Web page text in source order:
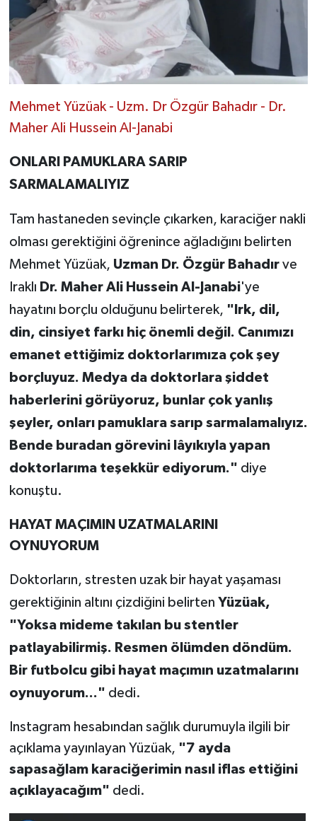
Mehmet Yüzüak - Uzm. Dr Özgür Bahadır - Dr.
Maher Ali Hussein Al-Janabi
ONLARI PAMUKLARA SARIP
SARMALAMALIYIZ
Tam hastaneden sevinçle çıkarken, karaciğer nakli
olması gerektiğini öğrenince ağladığını belirten
Mehmet Yüzüak, Uzman Dr. Özgür Bahadırve
Iraklı Dr. Maher Ali Hussein Al-Janabi'ye
hayatını borçlu olduğunu belirterek, "Irk, dil,
din, cinsiyet farkı hiç önemli değil. Canımızı
emanet ettiğimiz doktorlarımıza çok şey
borçluyuz. Medya da doktorlara şiddet
haberlerini görüyoruz, bunlar çok yanlış
şeyler, onları pamuklara sarıp sarmalamalıyız.
Bende buradan görevini lâyıkıyla yapan
doktorlarıma teşekkür ediyorum." diye
konuştu.
HAYAT MAÇIMIN UZATMALARINI
OYNUYORUM
Doktorların, stresten uzak bir hayat yaşaması
gerektiğinin altını çizdiğini belirten Yüzüak,
"Yoksa mideme takılan bu stentler
patlayabilirmiş. Resmen ölümden döndüm.
Bir futbolcu gibi hayat maçımın uzatmalarını
oynuyorum..." dedi.
Instagram hesabından sağlık durumuyla ilgili bir
açıklama yayınlayan Yüzüak, "7 ayda
sapasağlam karaciğerimin nasıl iflas ettiğini
açıklayacağım" dedi.